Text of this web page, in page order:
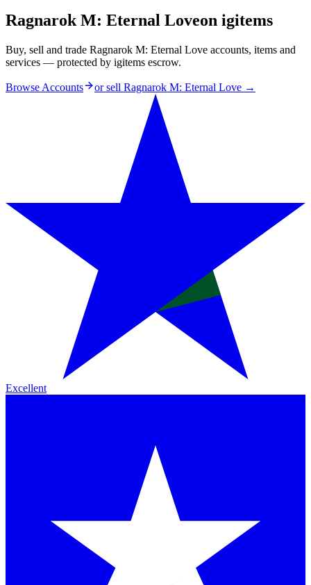
Ragnarok M: Eternal Loveon igitems
Buy, sell and trade Ragnarok M: Eternal Love accounts, items and
services — protected by igitems escrow.
Browse Accounts or sell Ragnarok M: Eternal Love →
Excellent